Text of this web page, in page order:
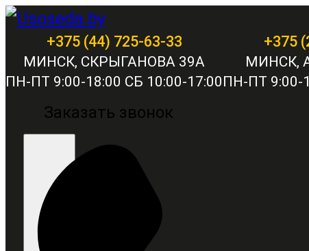
+375 (44) 725-63-33
МИНСК, СКРЫГАНОВА 39А
ПН-ПТ 9:00-18:00 СБ 10:00-17:00
+375
МИНСК,
ПН-ПТ 9:00-
Заказать звонок